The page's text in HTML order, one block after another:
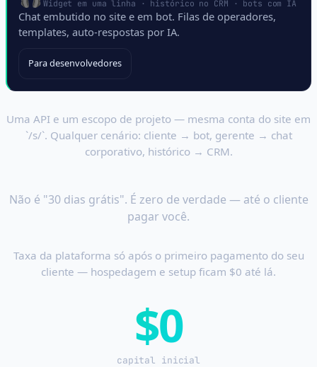
Widget em uma linha · histórico no CRM · bots com IA
Chat embutido no site e em bot. Filas de operadores,
templates, auto-respostas por IA.
Para desenvolvedores
Uma API e um escopo de projeto — mesma conta do site em
`/s/`. Qualquer cenário: cliente → bot, gerente → chat
corporativo, histórico → CRM.
Não é "30 dias grátis". É zero de verdade — até o cliente
pagar você.
Taxa da plataforma só após o primeiro pagamento do seu
cliente — hospedagem e setup ficam $0 até lá.
$0
capital inicial